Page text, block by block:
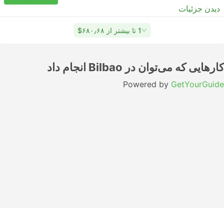
دیدن جزئیات
1 تا بیشتر از ‎$۶۸۰٫۶۸
کارهایی که می‌توان در Bilbao انجام داد
Powered by GetYourGuide